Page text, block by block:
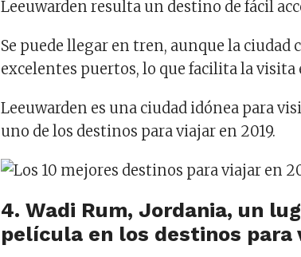
Leeuwarden resulta un destino de fácil
Se puede llegar en tren, aunque la ciudad
excelentes puertos, lo que facilita la visita
Leeuwarden es una ciudad idónea para
uno de los destinos para viajar en 2019.
4. Wadi Rum, Jordania, un
película en los destinos para